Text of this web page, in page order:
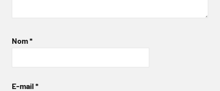
Nom*
E-mail *